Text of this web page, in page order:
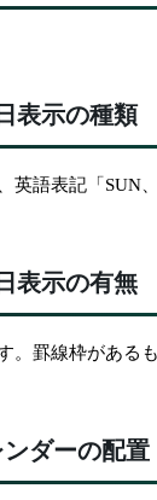
表示の種類
語表記「SUN
表示の有無
。罫線枠がある
ンダーの配置